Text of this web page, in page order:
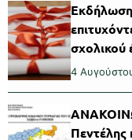
Εκδήλωση
σχολικού
4
Πεντέλης